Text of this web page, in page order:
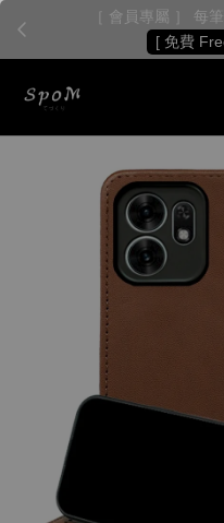
［ 會員專屬 ］ 每
[ 免費